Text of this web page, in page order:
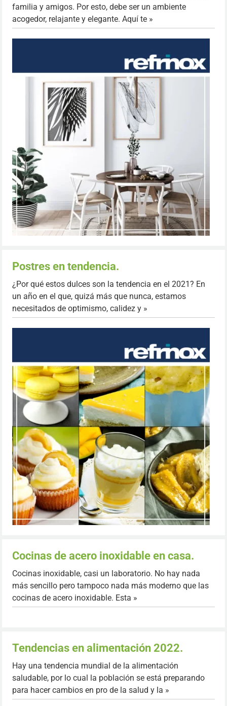
familia y amigos. Por esto, debe ser un ambiente
acogedor, relajante y elegante. Aquí te »
Postres en tendencia.
¿Por qué estos dulces son la tendencia en el 2021? En
un año en el que, quizá más que nunca, estamos
necesitados de optimismo, calidez y »
Cocinas de acero inoxidable en casa.
Cocinas inoxidable, casi un laboratorio. No hay nada
más sencillo pero tampoco nada más moderno que las
cocinas de acero inoxidable. Esta »
Tendencias en alimentación 2022.
Hay una tendencia mundial de la alimentación
saludable, por lo cual la población se está preparando
para hacer cambios en pro de la salud y la »